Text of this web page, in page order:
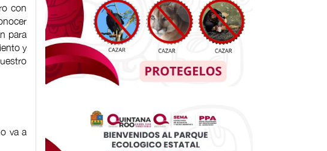
con
para
y
va a